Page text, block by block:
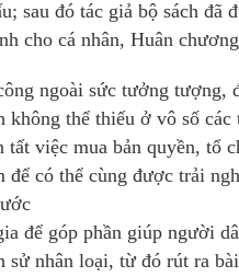
sau đó tác giả bộ sách đã
cho cá nhân, Huân
ngoài sức tưởng tượng,
thể thiếu ở vô số
việc mua bản quyền, tổ
có thể cùng được trải
để góp phần giúp người
sử nhân loại, từ đó rút ra